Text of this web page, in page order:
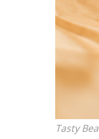
Tasty